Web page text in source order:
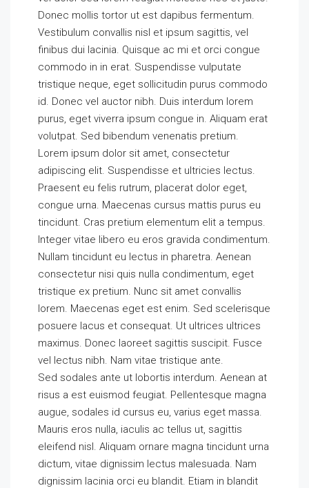
Donec mollis tortor ut est dapibus fermentum.
Vestibulum convallis nisl et ipsum sagittis, vel
finibus dui lacinia. Quisque ac mi et orci congue
commodo in in erat. Suspendisse vulputate
tristique neque, eget sollicitudin purus commodo
id. Donec vel auctor nibh. Duis interdum lorem
purus, eget viverra ipsum congue in. Aliquam erat
volutpat. Sed bibendum venenatis pretium.
Lorem ipsum dolor sit amet, consectetur
adipiscing elit. Suspendisse et ultricies lectus.
Praesent eu felis rutrum, placerat dolor eget,
congue urna. Maecenas cursus mattis purus eu
tincidunt. Cras pretium elementum elit a tempus.
Integer vitae libero eu eros gravida condimentum.
Nullam tincidunt eu lectus in pharetra. Aenean
consectetur nisi quis nulla condimentum, eget
tristique ex pretium. Nunc sit amet convallis
lorem. Maecenas eget est enim. Sed scelerisque
posuere lacus et consequat. Ut ultrices ultrices
maximus. Donec laoreet sagittis suscipit. Fusce
vel lectus nibh. Nam vitae tristique ante.
Sed sodales ante ut lobortis interdum. Aenean at
risus a est euismod feugiat. Pellentesque magna
augue, sodales id cursus eu, varius eget massa.
Mauris eros nulla, iaculis ac tellus ut, sagittis
eleifend nisl. Aliquam ornare magna tincidunt urna
dictum, vitae dignissim lectus malesuada. Nam
dignissim lacinia orci eu blandit. Etiam in blandit